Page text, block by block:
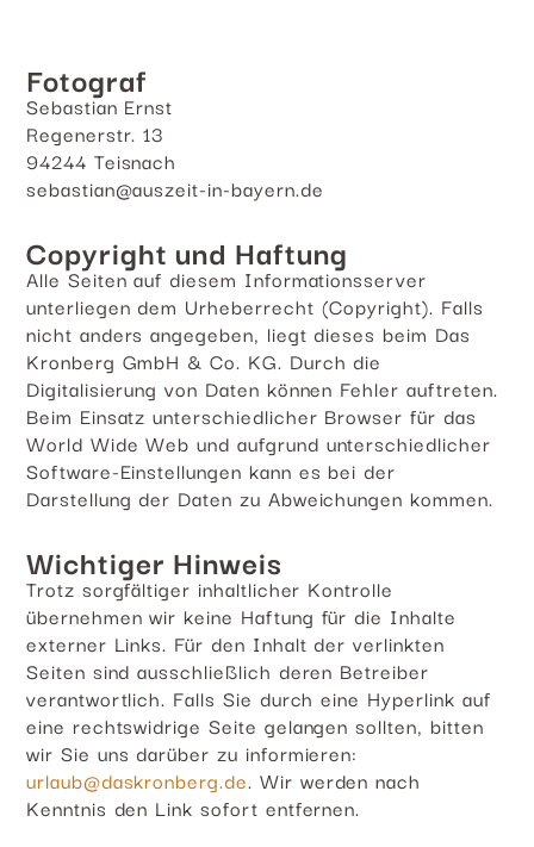
Fotograf
Sebastian Ernst
Regenerstr. 13
94244 Teisnach
sebastian@auszeit-in-bayern.de
Copyright und Haftung
Alle Seiten auf diesem Informationsserver
unterliegen dem Urheberrecht (Copyright). Falls
nicht anders angegeben, liegt dieses beim Das
Kronberg GmbH & Co. KG. Durch die
Digitalisierung von Daten können Fehler auftreten.
Beim Einsatz unterschiedlicher Browser für das
World Wide Web und aufgrund unterschiedlicher
Software-Einstellungen kann es bei der
Darstellung der Daten zu Abweichungen kommen.
Wichtiger Hinweis
Trotz sorgfältiger inhaltlicher Kontrolle
übernehmen wir keine Haftung für die Inhalte
externer Links. Für den Inhalt der verlinkten
Seiten sind ausschließlich deren Betreiber
verantwortlich. Falls Sie durch eine Hyperlink auf
eine rechtswidrige Seite gelangen sollten, bitten
wir Sie uns darüber zu informieren:
urlaub@daskronberg.de. Wir werden nach
Kenntnis den Link sofort entfernen.